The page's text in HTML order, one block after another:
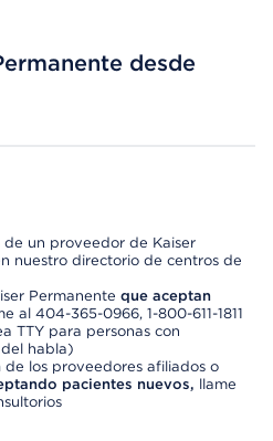
desde
de un proveedor de Kaiser
nuestro directorio de centros de
Permanente que aceptan
al 404-365-0966, 1-800-611-1811
TTY para personas con
habla)
de los proveedores afiliados o
pacientes nuevos, llame